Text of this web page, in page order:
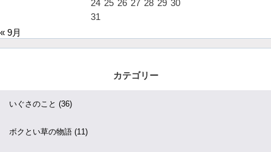
24 25 26 27 28 29 30
31
« 9月
カテゴリー
いぐさのこと (36)
ボクとい草の物語 (11)